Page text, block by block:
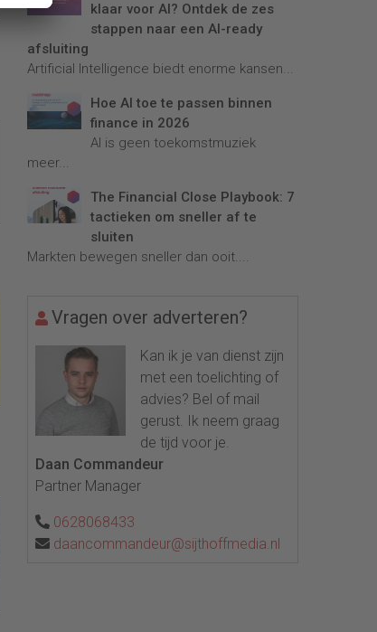
klaar voor AI? Ontdek de zes
stappen naar een AI-ready
afsluiting
Artificial Intelligence biedt enorme kansen...
Hoe AI toe te passen binnen
finance in 2026
AI is geen toekomstmuziek
meer...
The Financial Close Playbook: 7
tactieken om sneller af te
sluiten
Markten bewegen sneller dan ooit....
Vragen over adverteren?
Kan ik je van dienst zijn
met een toelichting of
advies? Bel of mail
gerust. Ik neem graag
de tijd voor je.
Daan Commandeur
Partner Manager
0628068433
daancommandeur@sijthoffmedia.nl